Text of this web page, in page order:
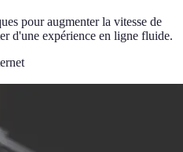
pour augmenter la vitesse de
d'une expérience en ligne fluide.